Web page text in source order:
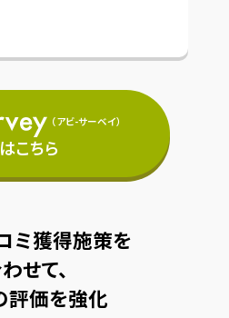
（アビ-サーベイ）
こちら
ミ獲得施策を
せて、
評価を強化